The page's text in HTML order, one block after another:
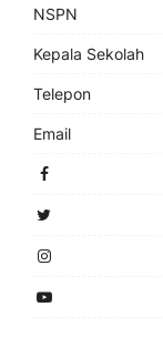
NSPN
Kepala Sekolah
Telepon
Email